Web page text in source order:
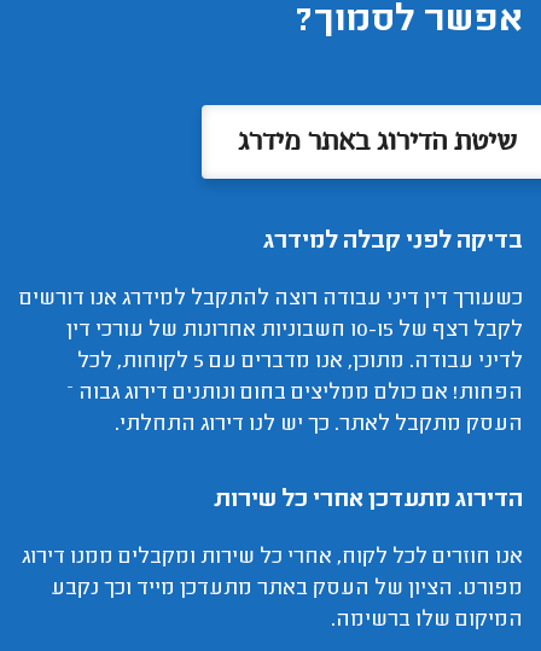
אפשר לסמוך?
שיטת הדירוג באתר מידרג
בדיקה לפני קבלה למידרג
כשעורך דין דיני עבודה רוצה להתקבל למידרג אנו דורשים
לקבל רצף של 10-15 חשבוניות אחרונות של עורכי דין
לדיני עבודה. מתוכן, אנו מדברים עם 5 לקוחות, לכל
הפחות! אם כולם ממליצים בחום ונותנים דירוג גבוה –
העסק מתקבל לאתר. כך יש לנו דירוג התחלתי.
הדירוג מתעדכן אחרי כל שירות
אנו חוזרים לכל לקוח, אחרי כל שירות ומקבלים ממנו דירוג
מפורט. הציון של העסק באתר מתעדכן מייד וכך נקבע
המיקום שלו ברשימה.